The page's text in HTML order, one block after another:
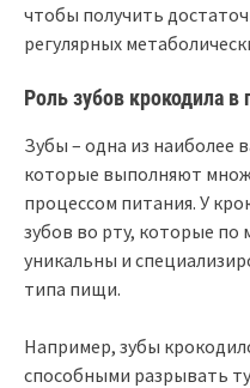
чтобы получить
регулярных
Роль зубов крокодила в
Зубы – одна из наиболее
которые выполняют
процессом питания. У
зубов во рту, которые
уникальны и
типа пищи.
Например, зубы
способными разрывать